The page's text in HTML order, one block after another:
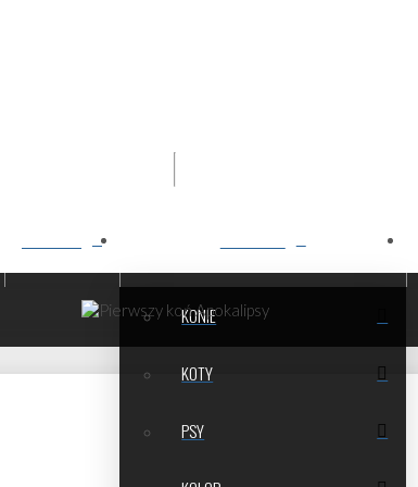
KONIE
KOTY
PSY